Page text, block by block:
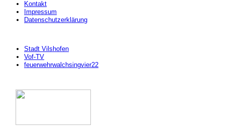
Kontakt
Impressum
Datenschutzerklärung
Stadt Vilshofen
Vof-TV
feuerwehrwalchsingvier22